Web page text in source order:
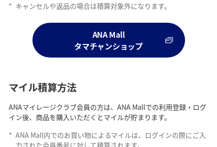
* キャンセルや返品の場合は積算対象外になります。
ANA Mall
タマチャンショップ
マイル積算方法
ANAマイレージクラブ会員の方は、ANA Mallでの利用登録・ログ
イン後、商品を購入いただくとマイルが貯まります。
* ANA Mall内でのお買い物によるマイルは、ログインの際にご入
力された会員番号に対して積算されます。